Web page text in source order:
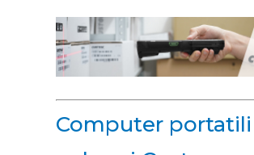
Computer portatili